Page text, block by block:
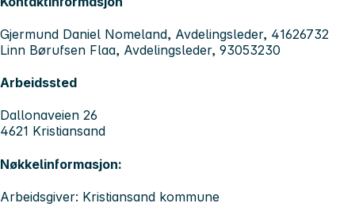
Gjermund Daniel Nomeland, Avdelingsleder, 41626732
Linn Børufsen Flaa, Avdelingsleder, 93053230
Arbeidssted
Dallonaveien 26
4621 Kristiansand
Nøkkelinformasjon:
Arbeidsgiver: Kristiansand kommune